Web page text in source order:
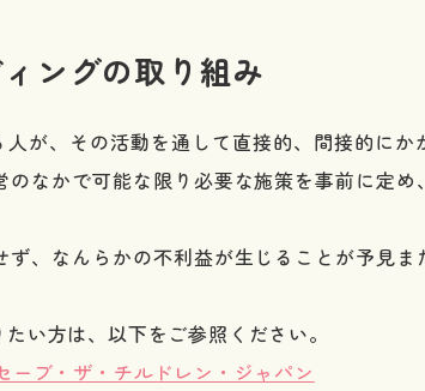
ングの取り組み
が、その活動を通して直接的、間接的に
なかで可能な限り必要な施策を事前に定
、なんらかの不利益が生じることが予見
い方は、以下をご参照ください。
ブ・ザ・チルドレン・ジャパン